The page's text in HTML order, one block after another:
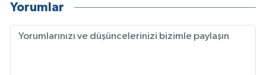
Yorumlar